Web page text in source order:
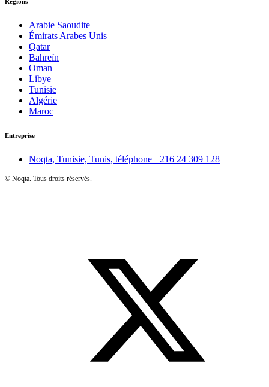
Arabie Saoudite
Émirats Arabes Unis
Qatar
Bahreïn
Oman
Libye
Tunisie
Algérie
Maroc
Entreprise
Noqta, Tunisie, Tunis, téléphone +216 24 309 128
© Noqta. Tous droits réservés.